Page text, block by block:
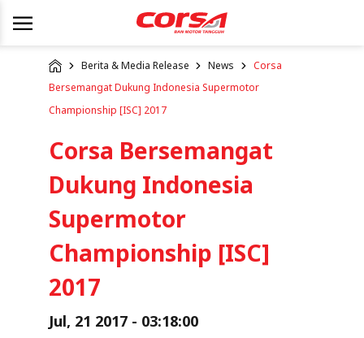
Berita & Media Release News
Corsa
Bersemangat Dukung Indonesia Supermotor
Championship [ISC] 2017
Corsa Bersemangat
Dukung Indonesia
Supermotor
Championship [ISC]
2017
Jul, 21 2017 - 03:18:00